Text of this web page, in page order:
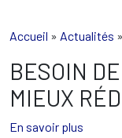
Accueil » Actualités »
BESOIN
MIEUX
En savoir plus